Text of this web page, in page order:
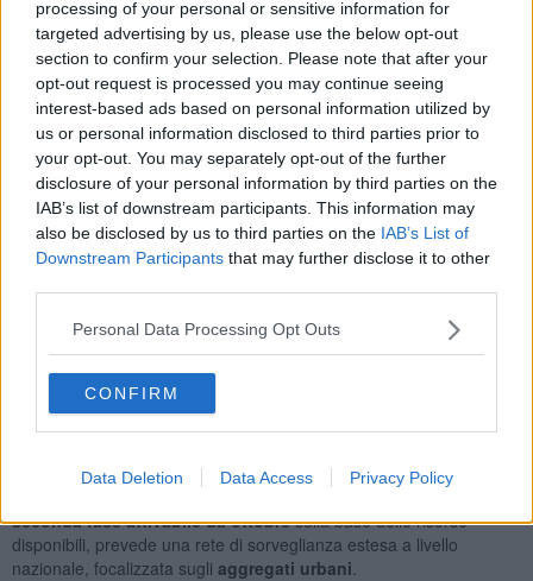
processing of your personal or sensitive information for
targeted advertising by us, please use the below opt-out
section to confirm your selection. Please note that after your
opt-out request is processed you may continue seeing
interest-based ads based on personal information utilized by
us or personal information disclosed to third parties prior to
your opt-out. You may separately opt-out of the further
disclosure of your personal information by third parties on the
IAB’s list of downstream participants. This information may
also be disclosed by us to third parties on the IAB’s List of
Downstream Participants that may further disclose it to other
Personal Data Processing Opt Outs
CONFIRM
Data Deletion Data Access Privacy Policy
coronavirus e la sua possibile propagazione in Italia.
Il monitoraggio è in collaborazione tra ilcoordinamento tecnico-
scientifico dell’Istituto Superiore di Sanità(ISS) e il
Coordinamento Interregionale della Prevenzione,
Commissione Salute, della Conferenza delle Regioni e delle
Province Autonome.
I campioni prelevati prima dell’ingresso nei depuratori dei centri
urbani possono essere utilizzati come ‘spia’ di circolazione del virus
nella popolazione. Le prime analisi hanno già consentito di rilevare
Sars-Cov-2in diverse aree del territorio nazionale nel corso
dell’epidemia; inoltre, mediante indagini retrospettive su campioni di
Nord a Dicembre 2019, periodo antecedente la notifica dei prima
casi di Covid-19 (vedi articolo collegato).
volontaria e autofinanziata dai partecipanti al progetto, prenderà al
seconda fase attivabile da ottobresulla base delle risorse
disponibili, prevede una rete di sorveglianza estesa a livello
nazionale, focalizzata sugli aggregati urbani